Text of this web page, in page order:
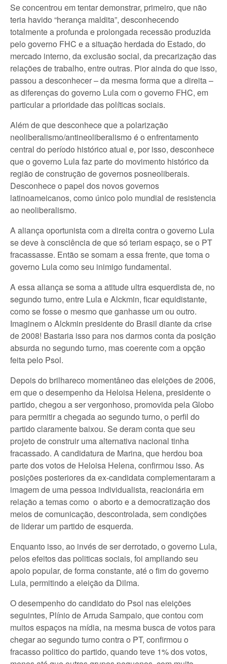
Se concentrou em tentar demonstrar, primeiro, que não
teria havido “herança maldita”, desconhecendo
totalmente a profunda e prolongada recessão produzida
pelo governo FHC e a situação herdada do Estado, do
mercado interno, da exclusão social, da precarização das
relações de trabalho, entre outras. Pior ainda do que isso,
passou a desconhecer – da mesma forma que a direita –
as diferenças do governo Lula com o governo FHC, em
particular a prioridade das políticas sociais.
Além de que desconhece que a polarização
neoliberalismo/antineoliberalismo é o enfrentamento
central do período histórico atual e, por isso, desconhece
que o governo Lula faz parte do movimento histórico da
região de construção de governos posneoliberais.
Desconhece o papel dos novos governos
latinoameicanos, como único polo mundial de resistencia
ao neoliberalismo.
A aliança oportunista com a direita contra o governo Lula
se deve à consciência de que só teriam espaço, se o PT
fracassasse. Então se somam a essa frente, que toma o
governo Lula como seu inimigo fundamental.
A essa aliança se soma a atitude ultra esquerdista de, no
segundo turno, entre Lula e Alckmin, ficar equidistante,
como se fosse o mesmo que ganhasse um ou outro.
Imaginem o Alckmin presidente do Brasil diante da crise
de 2008! Bastaria isso para nos darmos conta da posição
absurda no segundo turno, mas coerente com a opção
feita pelo Psol.
Depois do brilhareco momentâneo das eleições de 2006,
em que o desempenho da Heloisa Helena, presidente o
partido, chegou a ser vergonhoso, promovida pela Globo
para permitir a chegada ao segundo turno, o perfil do
partido claramente baixou. Se deram conta que seu
projeto de construir uma alternativa nacional tinha
fracassado. A candidatura de Marina, que herdou boa
parte dos votos de Heloisa Helena, confirmou isso. As
posições posteriores da ex-candidata complementaram a
imagem de uma pessoa individualista, reacionária em
relação a temas como o aborto e a democratização dos
meios de comunicação, descontrolada, sem condições
de liderar um partido de esquerda.
Enquanto isso, ao invés de ser derrotado, o governo Lula,
pelos efeitos das politicas sociais, foi ampliando seu
apoio popular, de forma constante, até o fim do governo
Lula, permitindo a eleição da Dilma.
O desempenho do candidato do Psol nas eleições
seguintes, Plínio de Arruda Sampaio, que contou com
muitos espaços na mídia, na mesma busca de votos para
chegar ao segundo turno contra o PT, confirmou o
fracasso politico do partido, quando teve 1% dos votos,